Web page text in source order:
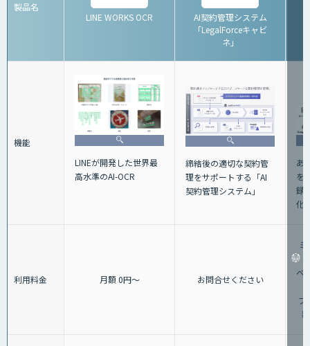
製品名
LINE WORKS OCR
AI契約管理システム
「LegalForceキャビ
ネ」
機能
LINEが開発した世界最
高水準のAI-OCR
締結後の適切な契約管
理をサポートする「AI
契約管理システム」
あ
を
録
化
利用料金 月額 0円～ お問合せください
ベ
プ